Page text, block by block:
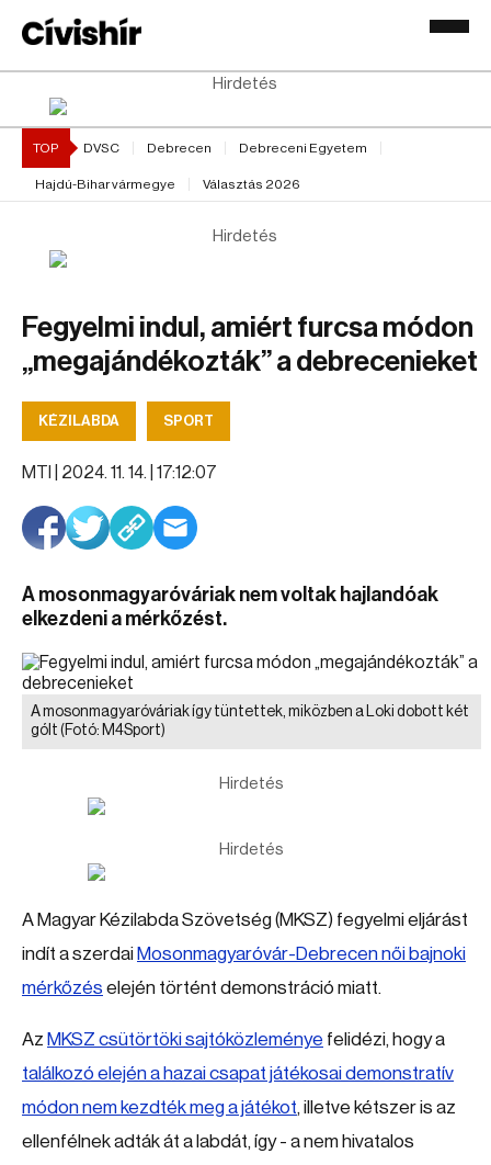
Hirdetés
TOP DVSC Debrecen Debreceni Egyetem
Hajdú-Bihar vármegye Választás 2026
Hirdetés
Fegyelmi indul, amiért furcsa módon
„megajándékozták” a debrecenieket
KÉZILABDA SPORT
MTI | 2024. 11. 14. | 17:12:07
A mosonmagyaróváriak nem voltak hajlandóak
elkezdeni a mérkőzést.
A mosonmagyaróváriak így tüntettek, miközben a Loki dobott két
gólt (Fotó: M4Sport)
Hirdetés
Hirdetés
A Magyar Kézilabda Szövetség (MKSZ) fegyelmi eljárást
indít a szerdai Mosonmagyaróvár-Debrecen női bajnoki
mérkőzés elején történt demonstráció miatt.
Az MKSZ csütörtöki sajtóközleménye felidézi, hogy a
találkozó elején a hazai csapat játékosai demonstratív
módon nem kezdték meg a játékot, illetve kétszer is az
ellenfélnek adták át a labdát, így - a nem hivatalos